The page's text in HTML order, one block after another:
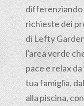
differenziando
richieste dei
di Lefty
l'area verde
pace e relax
tua famiglia,
alla piscina,